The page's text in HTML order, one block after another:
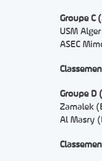
Groupe C
USM
ASEC
Groupe D
Zamalek
Al Masry